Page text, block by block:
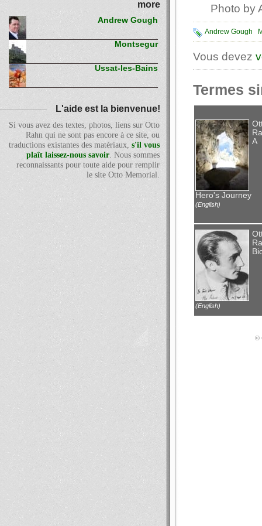
Photo by
Andrew Gough
Vous devez
Termes
A
Hero's Journey
(English)
(English)
more
Andrew Gough
Montsegur
Ussat-les-Bains
L'aide est la bienvenue!
Si vous avez des textes, photos, liens sur Otto
Rahn qui ne sont pas encore à ce site, ou
traductions existantes des matériaux, s'il vous
plaît laissez-nous savoir. Nous sommes
reconnaissants pour toute aide pour remplir
le site Otto Memorial.
©